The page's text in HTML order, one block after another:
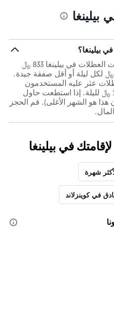
بيلينغا؟
في المتوسط ، تبلغ تكلفة إيجارات العطلات في بيلينغا 833 ﷼
لكل ليلة ، ولكن يعتبر سعر 833 ﷼ لكل ليلة أو أقل صفقة جيدة.
عثر عليه المستخدمون
مؤخراً في بيلينغا كان مقابل 182 ﷼ لليلة. إذا استطعت حاول
هو الشهر الأغلى). قم الحجز
في بيلينغا
شهرة
في كوينزلاند